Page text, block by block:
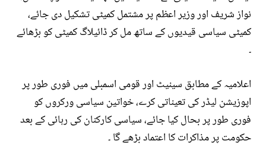
نواز شریف اور وزیر اعظم پر مشتمل کمیٹی تشکیل دی جائے،
کمیٹی سیاسی قیدیوں کے ساتھ مل کر ڈائیلاگ کمیٹی کو بڑھائے
۔
اعلامیہ کے مطابق سینیٹ اور قومی اسمبلی میں فوری طور پر
اپوزیشن لیڈر کی تعیناتی کرے، خواتین سیاسی ورکروں کو
فوری طور پر بحال کیا جائے، سیاسی کارکنان کی رہائی کے بعد
حکومت پر مذاکرات کا اعتماد بڑھے گا ۔